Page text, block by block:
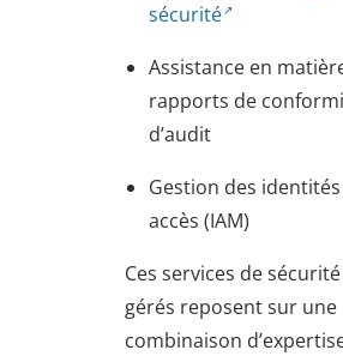
sécurité
Assistance en
rapports de
d’audit
Gestion des
accès (IAM)
Ces services de
gérés reposent sur une
combinaison